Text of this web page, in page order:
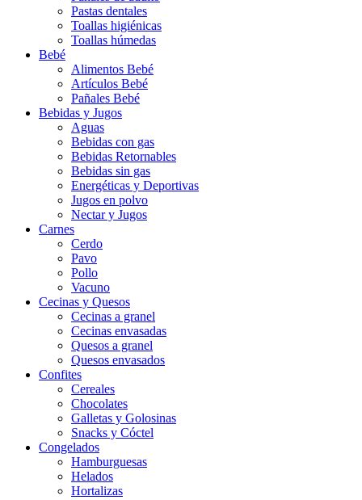
Pastas dentales
Toallas higiénicas
Toallas húmedas
Bebé
Alimentos Bebé
Artículos Bebé
Pañales Bebé
Bebidas y Jugos
Aguas
Bebidas con gas
Bebidas Retornables
Bebidas sin gas
Energéticas y Deportivas
Jugos en polvo
Nectar y Jugos
Carnes
Cerdo
Pavo
Pollo
Vacuno
Cecinas y Quesos
Cecinas a granel
Cecinas envasadas
Quesos a granel
Quesos envasados
Confites
Cereales
Chocolates
Galletas y Golosinas
Snacks y Cóctel
Congelados
Hamburguesas
Helados
Hortalizas